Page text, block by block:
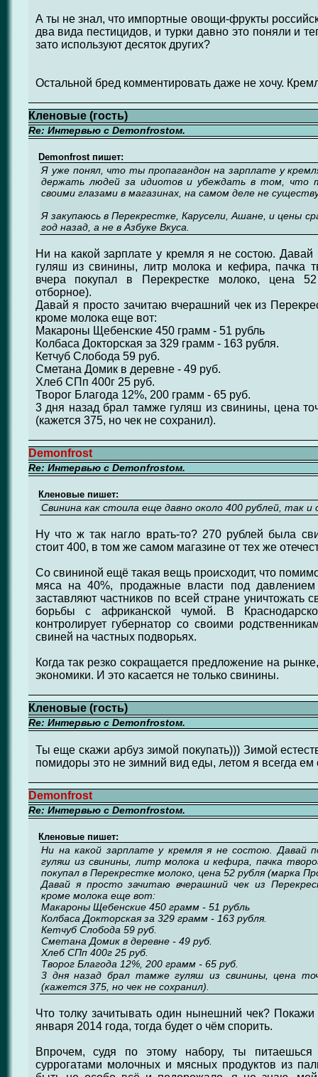
А ты не знал, что импортные овощи-фрукты
два вида пестицидов, и турки давно это поняли и
зато используют десяток других?
Остальной бред комментировать даже не хочу.
Кленовые (гость)
Re: Интервью с Demonfrostом.
Demonfrost пишет:
Я уже понял, что ты пропагандон на зарплате у
держать людей за идиотов и убеждать в том, что
своими глазами в магазинах, на самом деле не
Я закупаюсь в Перекрестке, Карусели, Ашане, и цены
год назад, а не в Азбуке Вкуса.
Ни на какой зарплате у кремля я не состою. Давай
гуляш из свинины, литр молока и кефира, пачка
вчера покупал в Перекрестке молоко, цена
отборное).
Давай я просто зачитаю вчерашний чек из
кроме молока еще вот:
Макароны Щебенские 450 грамм - 51 рубль
Колбаса Докторская за 329 грамм - 163 рубля.
Кетчуб Слобода 59 руб.
Сметана Домик в деревне - 49 руб.
Хлеб СПп 400г 25 руб.
Творог Благода 12%, 200 грамм - 65 руб.
3 дня назад брал тамже гуляш из свинины, цена
(кажется 375, но чек не сохранил).
Demonfrost
Re: Интервью с Demonfrostом.
Кленовые пишет:
Свинина как стоила еще давно около 400 рублей, так и
Ну что ж так нагло врать-то? 270 рублей была
стоит 400, в том же самом магазине от тех же
Со свининой ещё такая вещь происходит, что
мяса на 40%, продажные власти под давлением
заставляют частников по всей стране уничтожать
борьбы с африканской чумой. В
контролирует губернатор со своими
свиней на частных подворьях.
Когда так резко сокращается предложение на
экономики. И это касается не только свинины.
Кленовые (гость)
Re: Интервью с Demonfrostом.
Ты еще скажи арбуз зимой покупать))) Зимой
помидоры это не зимний вид еды, летом я всегда
Demonfrost
Re: Интервью с Demonfrostом.
Кленовые пишет:
Ни на какой зарплате у кремля я не состою. Давай
гуляш из свинины, литр молока и кефира, пачка
покупал в Перекрестке молоко, цена 52 рубля (марка
Давай я просто зачитаю вчерашний чек из
кроме молока еще вот:
Макароны Щебенские 450 грамм - 51 рубль
Колбаса Докторская за 329 грамм - 163 рубля.
Кетчуб Слобода 59 руб.
Сметана Домик в деревне - 49 руб.
Хлеб СПп 400г 25 руб.
Творог Благода 12%, 200 грамм - 65 руб.
3 дня назад брал тамже гуляш из свинины, цена
(кажется 375, но чек не сохранил).
Что толку зачитывать один нынешний чек?
января 2014 года, тогда будет о чём спорить.
Впрочем, судя по этому набору, ты
суррогатами молочных и мясных продуктов из